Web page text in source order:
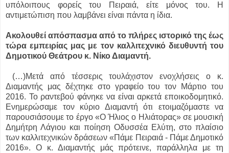
υπόλοιπους φορείς του Πειραιά, είτε μόνος του. Η
αντιμετώπιση που λαμβάνει είναι πάντα η ίδια.
Ακολουθεί απόσπασμα από το πλήρες ιστορικό της έως
τώρα εμπειρίας μας με τον καλλιτεχνικό διευθυντή του
Δημοτικού Θεάτρου κ. Νίκο Διαμαντή.
(…)Μετά από τέσσερις τουλάχιστον ενοχλήσεις ο κ.
Διαμαντής μας δέχτηκε στο γραφείο του τον Μάρτιο του
2016. Το ραντεβού φάνηκε να είναι αρκετά εποικοδομητικό.
Ενημερώσαμε τον κύριο Διαμαντή ότι ετοιμαζόμαστε να
παρουσιάσουμε το έργο «Ο Ήλιος ο Ηλιάτορας» σε μουσική
Δημήτρη Λάγιου και ποίηση Οδυσσέα Ελύτη, στο πλαίσιο
των καλλιτεχνικών δράσεων «Πάμε Πειραιά - Πάμε Δημοτικό
2016». Ο κ. Διαμαντής μάς πρότεινε, παράλληλα με τη